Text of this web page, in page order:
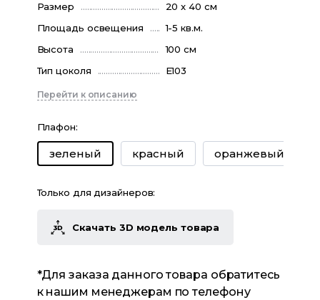
Размер
20 x 40 см
Площадь освещения
1-5 кв.м.
Высота
100 см
Тип цоколя
Е103
Перейти к описанию
Плафон:
зеленый красный оранжевый
Только для дизайнеров:
Скачать 3D модель товара
*Для заказа данного товара обратитесь
к нашим менеджерам по телефону